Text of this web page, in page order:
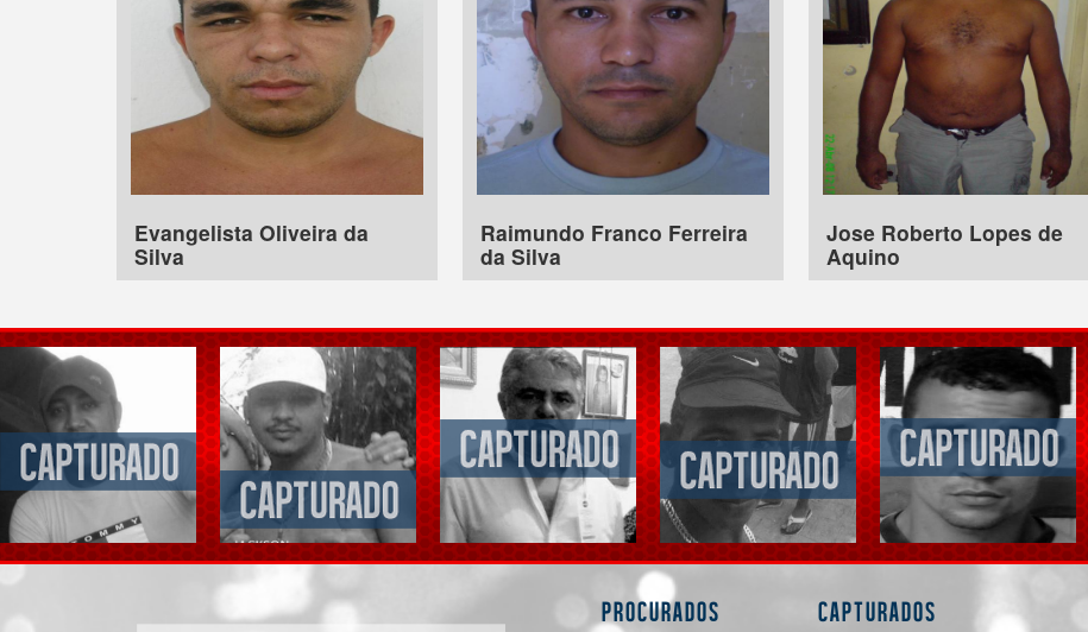
Evangelista Oliveira da
Silva
Raimundo Franco Ferreira
da Silva
Jose Roberto Lopes de
Aquino
Procurados Capturados